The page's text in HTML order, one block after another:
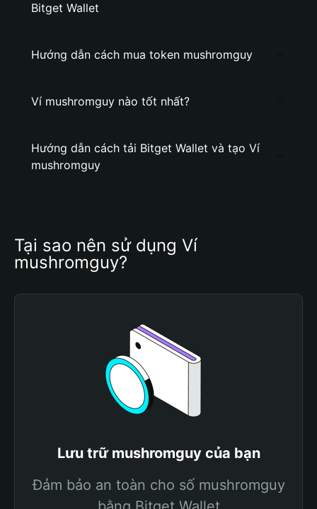
Bitget Wallet
Hướng dẫn cách mua token mushromguy
Ví mushromguy nào tốt nhất?
Hướng dẫn cách tải Bitget Wallet và tạo Ví
mushromguy
Tại sao nên sử dụng Ví
mushromguy?
Lưu trữ mushromguy của bạn
Đảm bảo an toàn cho số mushromguy